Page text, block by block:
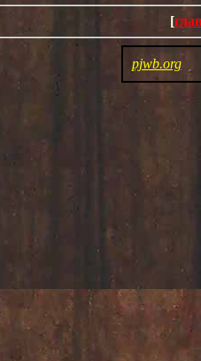
[
pjwb.org